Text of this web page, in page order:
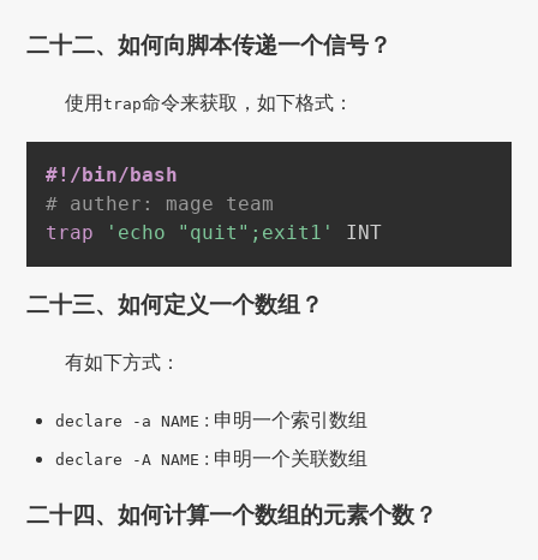
二十二、如何向脚本传递一个信号？
使用trap命令来获取，如下格式：
#!/bin/bash
# auther: mage team
trap
'echo "quit";exit1' INT
二十三、如何定义一个数组？
有如下方式：
declare -a NAME : 申明一个索引数组
declare -A NAME : 申明一个关联数组
二十四、如何计算一个数组的元素个数？